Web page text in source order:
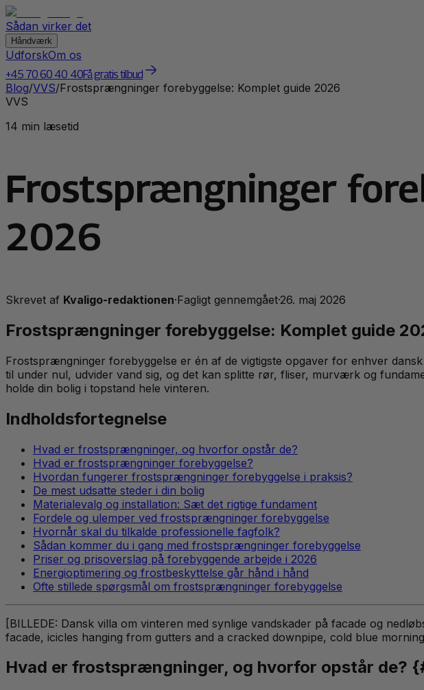
Sådan virker det
Håndværk
UdforskOm os
+45 70 60 40 40Få gratis tilbud
Blog/VVS/Frostsprængninger forebyggelse: Komplet guide 2026
VVS
14 min læsetid
Frostsprængninger
2026
Skrevet af Kvaligo-redaktionen·Fagligt gennemgået·26. maj 2026
Frostsprængninger forebyggelse: Komplet guide
Frostsprængninger forebyggelse er én af de vigtigste opgaver for enhver
til under nul, udvider vand sig, og det kan splitte rør, fliser, murværk og
holde din bolig i topstand hele vinteren.
Indholdsfortegnelse
Hvad er frostsprængninger, og hvorfor opstår de?
Hvad er frostsprængninger forebyggelse?
Hvordan fungerer frostsprængninger forebyggelse i praksis?
De mest udsatte steder i din bolig
Materialevalg og installation: Sæt det rigtige fundament
Fordele og ulemper ved frostsprængninger forebyggelse
Hvornår skal du tilkalde professionelle fagfolk?
Sådan kommer du i gang med frostsprængninger forebyggelse
Priser og prisoverslag på forebyggende arbejde i 2026
Energioptimering og frostbeskyttelse går hånd i hånd
Ofte stillede spørgsmål om frostsprængninger forebyggelse
[BILLEDE: Dansk villa om vinteren med synlige vandskader på facade og
facade, icicles hanging from gutters and a cracked downpipe, cold blue
Hvad er frostsprængninger, og hvorfor opstår